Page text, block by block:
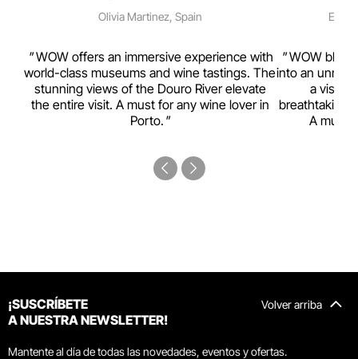
Olivia Martinez, Spain
WOW offers an immersive experience with
world-class museums and wine tastings. The
stunning views of the Douro River elevate
the entire visit. A must for any wine lover in
Porto.
WOW
into an
a visual
breathtaking
A must-
Volver arriba
¡SUSCRÍBETE
A NUESTRA NEWSLETTER!
Mantente al día de todas las novedades, eventos y ofertas.